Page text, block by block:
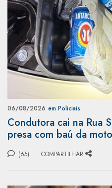
06/08/2026 em Policiais
Condutora cai na Rua
presa com baú da
(65) COMPARTILHAR